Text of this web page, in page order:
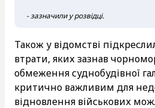
- зазначили у розвідці.
Також у відомстві
втрати, яких зазнав
обмеження суднобудівної
критично важливим для
відновлення військових